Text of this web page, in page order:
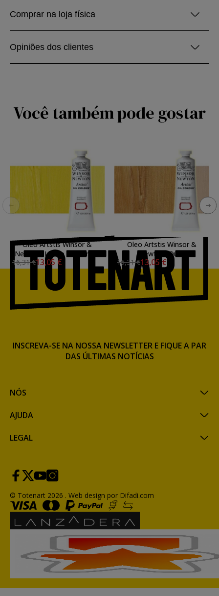
Comprar na loja física
Opiniões dos clientes
Você também pode gostar
Oleo Artstis Winsor &
Newton, Limao Winsor, 37
ml.
16,31 €13,05 €
Oleo Artstis Winsor &
Newton, Ouro
Renacimiento, 37 ml.
16,31 €13,05 €
NÓS
AJUDA
LEGAL
INSCREVA-SE NA NOSSA NEWSLETTER E FIQUE A PAR
DAS ÚLTIMAS NOTÍCIAS
© Totenart 2026 . Web design por Difadi.com